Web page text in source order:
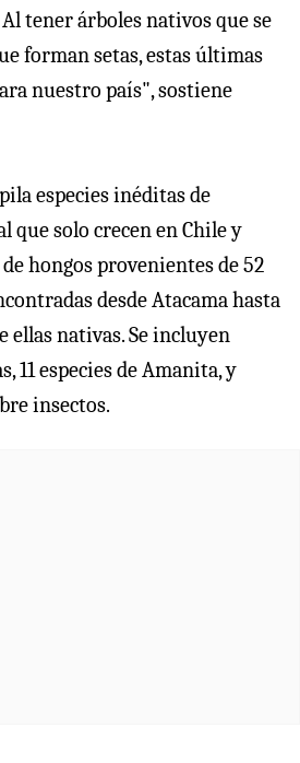
tener árboles nativos que se
forman setas, estas últimas
nuestro país", sostiene
especies inéditas de
que solo crecen en Chile y
hongos provenientes de 52
desde Atacama hasta
ellas nativas. Se incluyen
11 especies de Amanita, y
insectos.